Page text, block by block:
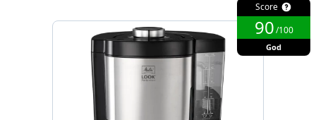
Score
90/100
God